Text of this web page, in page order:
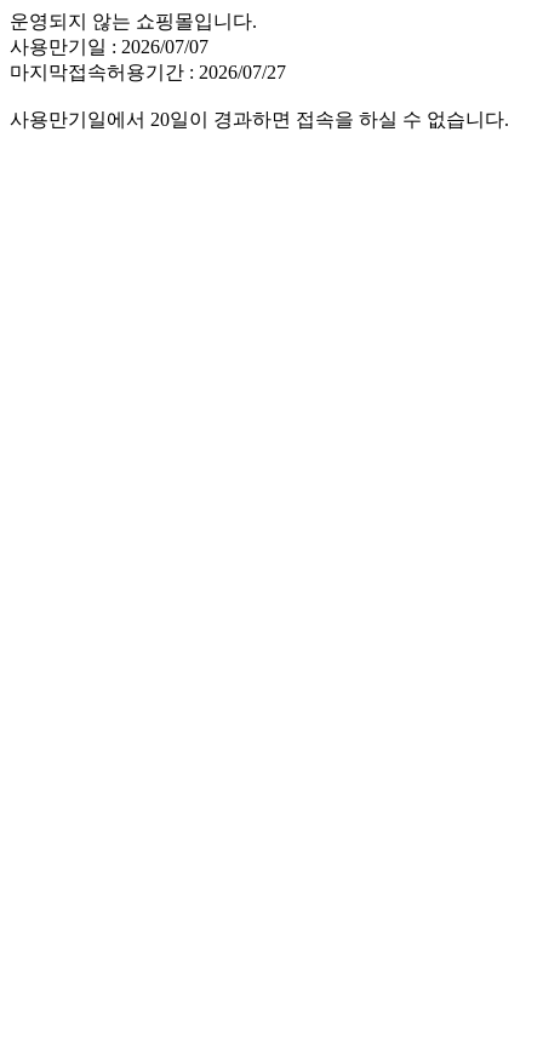
운영되지 않는 쇼핑몰입니다.
사용만기일 : 2026/07/07
마지막접속허용기간 : 2026/07/27
사용만기일에서 20일이 경과하면 접속을 하실 수 없습니다.